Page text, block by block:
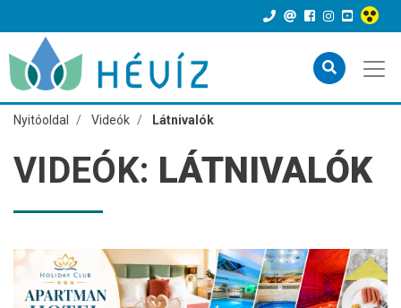
Nyitóoldal Videók Látnivalók
VIDEÓK: LÁTNIVALÓK